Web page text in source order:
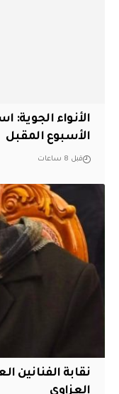
الأنواء الجوية:
الأسبوع المقبل
قبل 8 ساعات
نقابة الفنانين
العزاوي